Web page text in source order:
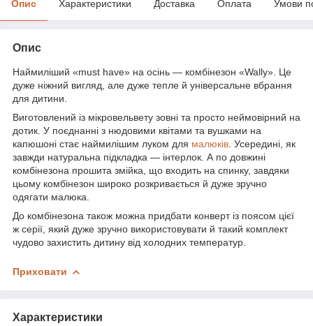
Опис Характеристики Доставка Оплата Умови
Опис
Наймиліший «must have» на осінь — комбінезон «Wally». Це
дуже ніжний вигляд, але дуже тепле й універсальне вбрання
для дитини.
Виготовлений із мікровельвету зовні та просто неймовірний на
дотик. У поєднанні з нюдовими квітами та вушками на
капюшоні стає наймилішим луком для малюків . Усередині, як
завжди натуральна підкладка — інтерлок. А по довжині
комбінезона прошита змійка, що входить на спинку, завдяки
цьому комбінезон широко розкривається й дуже зручно
одягати малюка.
До комбінезона також можна придбати конверт із поясом цієї
ж серії, який дуже зручно використовувати й такий комплект
чудово захистить дитину від холодних температур.
Приховати
Характеристики